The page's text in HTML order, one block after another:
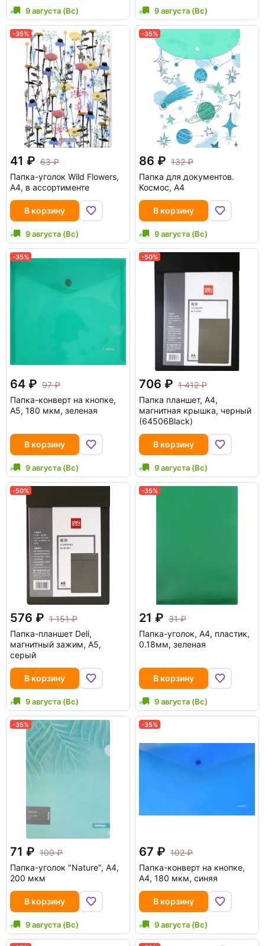
9 августа (Вс) 9 августа (Вс)
-35%
41
63
Папка-уголок Wild Flowers,
A4, в ассортименте
В корзину
9 августа (Вс)
-35%
86
132
Папка для документов.
Космос, А4
В корзину
9 августа (Вс)
-35%
64
97
Папка-конверт на кнопке,
А5, 180 мкм, зеленая
В корзину
9 августа (Вс)
-50%
706
1 412
Папка планшет, A4,
магнитная крышка, черный
(64506Black)
В корзину
9 августа (Вс)
-50%
576
1 151
Папка-планшет Deli,
магнитный зажим, А5,
серый
В корзину
9 августа (Вс)
-35%
21
31
Папка-уголок, A4, пластик,
0.18мм, зеленая
В корзину
9 августа (Вс)
-35%
71
109
Папка-уголок "Nature", A4,
200 мкм
В корзину
9 августа (Вс)
-35%
67
102
Папка-конверт на кнопке,
А4, 180 мкм, синяя
В корзину
9 августа (Вс)